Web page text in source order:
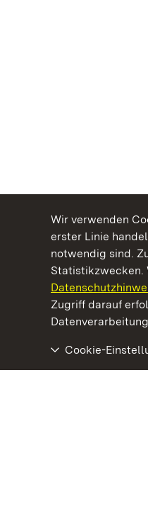
Wir verwenden
erster Linie
notwendig sind.
Statistikzwecken.
Zugriff darauf
Cookie-
Kommen.